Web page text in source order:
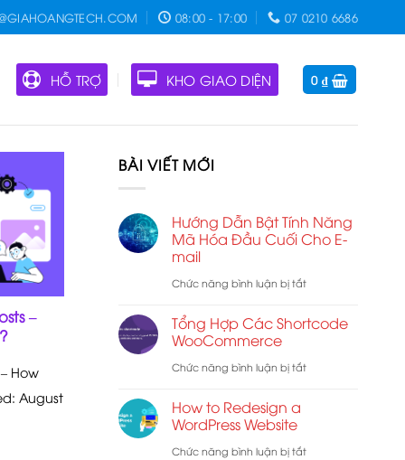
08:00 - 17:00 07 0210 6686
HỖ TRỢ KHO GIAO DIỆN 0 ₫
–
How
August
BÀI VIẾT MỚI
Hướng Dẫn Bật Tính Năng
Mã Hóa Đầu Cuối Cho E-
mail
Chức năng bình luận bị tắtở
Dẫn
Tổng Hợp Các Shortcode
WooCommerce
Chức năng bình luận bị tắtở
How to Redesign a
WordPress Website
Chức năng bình luận bị tắtở